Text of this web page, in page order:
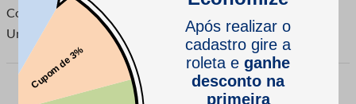
Composição: 100% Aço
Unidade de venda: Blister com 7un.